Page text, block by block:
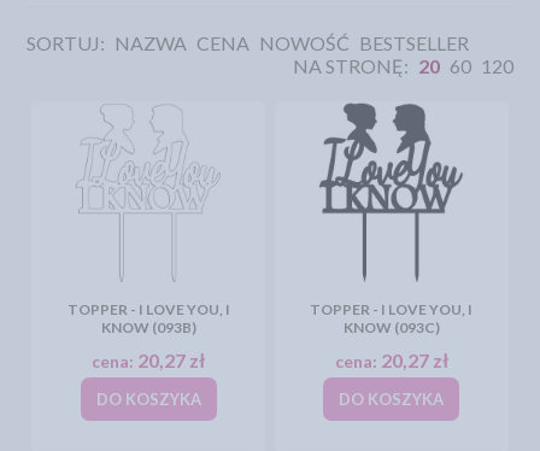
SORTUJ: NAZWA CENA NOWOŚĆ BESTSELLER
NA STRONĘ: 20 60 120
TOPPER - I LOVE YOU, I
KNOW (093B)
cena: 20,27 zł
DO KOSZYKA
TOPPER - I LOVE YOU, I
KNOW (093C)
cena: 20,27 zł
DO KOSZYKA